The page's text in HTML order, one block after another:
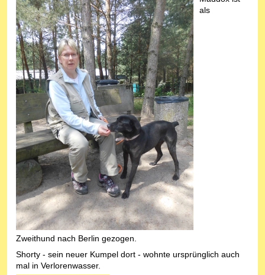
als
Zweithund nach Berlin gezogen.
Shorty - sein neuer Kumpel dort - wohnte ursprünglich auch
mal in Verlorenwasser.